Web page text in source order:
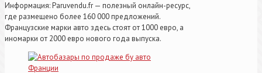
Информация: Paruvendu.fr — полезный онлайн-ресурс,
где размещено более 160 000 предложений.
Французские марки авто здесь стоят от 1000 евро, а
иномарки от 2000 евро нового года выпуска.